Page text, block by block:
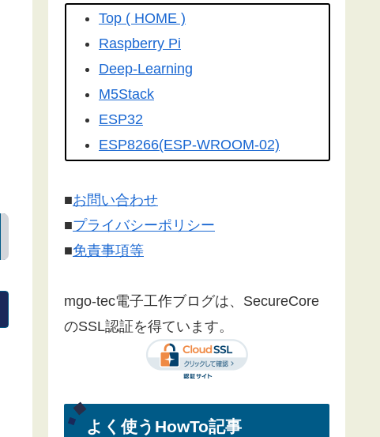
オー）2018/04号にもこちらの記事
を転載して頂きました。有難うござ
こちらの記事
いただけました。ありがとうござい
ます！
紹介されました。ありがとうござい
ます。
Top ( HOME )
Raspberry Pi
Deep-Learning
M5Stack
ESP32
ESP8266(ESP-WROOM-02)
Firebase
センサー
漢字フォント
SSL/TLS 暗号化通信
有機EL(OLED)
LCD(液晶ディスプレイ)
Websocket
Arduino-ESP32
■お問い合わせ
■プライバシーポリシー
■免責事項等
mgo-tec電子工作ブログは、SecureCore
のSSL認証を得ています。
よく使うHowTo記事